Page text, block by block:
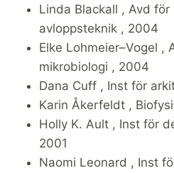
Linda Blackall , Avd
avloppsteknik , 2004
Elke Lohmeier–Vogel ,
mikrobiologi , 2004
Dana Cuff , Inst för
Karin Åkerfeldt ,
Holly K. Ault , Inst för
2001
Naomi Leonard , Inst